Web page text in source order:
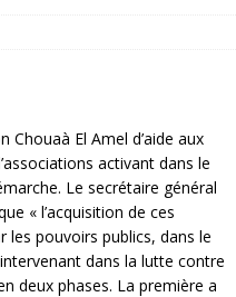
Chouaà El Amel d’aide aux
activant dans le
Le secrétaire général
« l’acquisition de ces
les pouvoirs publics, dans le
dans la lutte contre
deux phases. La première a